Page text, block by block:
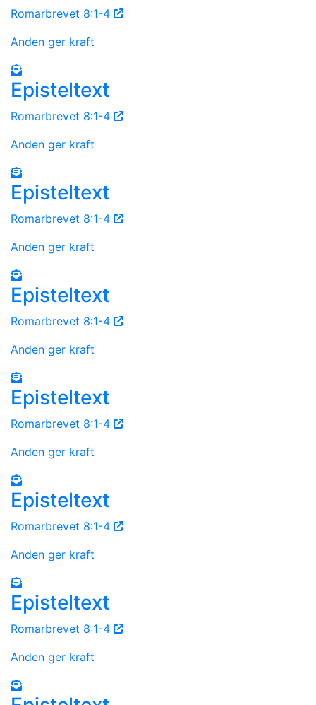
Romarbrevet 8:1-4
Anden ger kraft
Episteltext
Romarbrevet 8:1-4
Anden ger kraft
Episteltext
Romarbrevet 8:1-4
Anden ger kraft
Episteltext
Romarbrevet 8:1-4
Anden ger kraft
Episteltext
Romarbrevet 8:1-4
Anden ger kraft
Episteltext
Romarbrevet 8:1-4
Anden ger kraft
Episteltext
Romarbrevet 8:1-4
Anden ger kraft